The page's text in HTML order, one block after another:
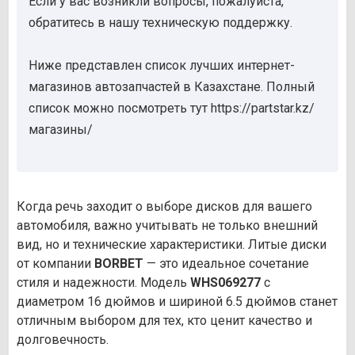
обратитесь в нашу техническую поддержку.
Ниже представлен список лучших интернет-
магазинов автозапчастей в Казахстане. Полный
список можно посмотреть тут https://partstar.kz/
магазины/
Когда речь заходит о выборе дисков для вашего
автомобиля, важно учитывать не только внешний
вид, но и технические характеристики. Литые диски
от компании BORBET — это идеальное сочетание
стиля и надежности. Модель WHS069277 с
диаметром 16 дюймов и шириной 6.5 дюймов станет
отличным выбором для тех, кто ценит качество и
долговечность.